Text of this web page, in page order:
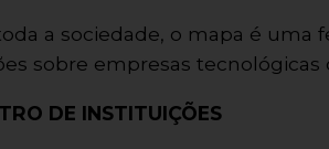
a sociedade, o mapa é
sobre empresas tecnológicas
DE INSTITUIÇÕES